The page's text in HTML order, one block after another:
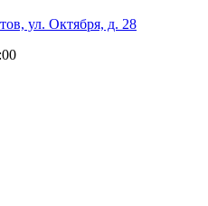
ул. Октября, д. 28